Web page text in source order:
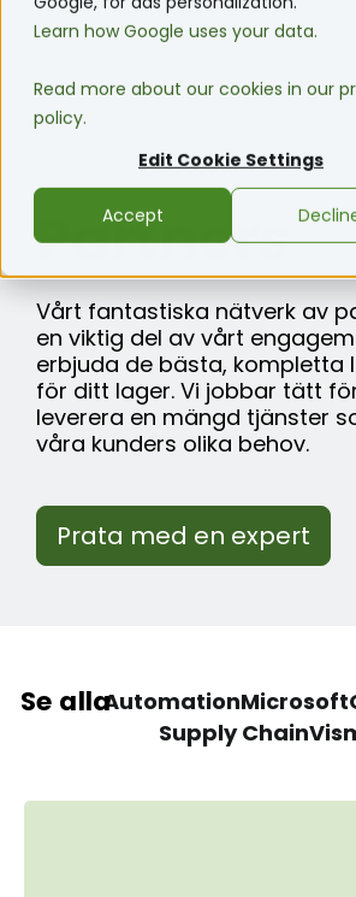
Learn how Google uses your data.
Read more about our cookies in our
policy.
Edit Cookie Settings
Accept
Partners
Vårt fantastiska nätverk av
en viktig del av vårt
erbjuda de bästa, kompletta
för ditt lager. Vi jobbar tätt
leverera en mängd tjänster
våra kunders olika behov.
Prata med en expert
Se allaAutomationMicrosoft
Supply Chain